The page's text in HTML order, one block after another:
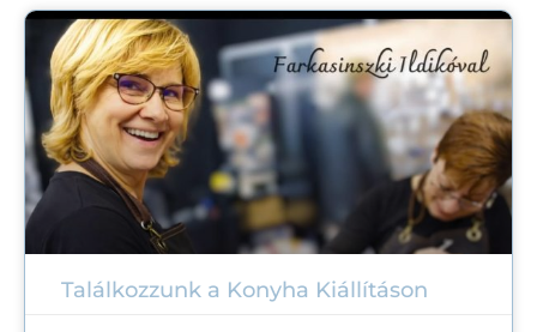
Találkozzunk a Konyha Kiállításon